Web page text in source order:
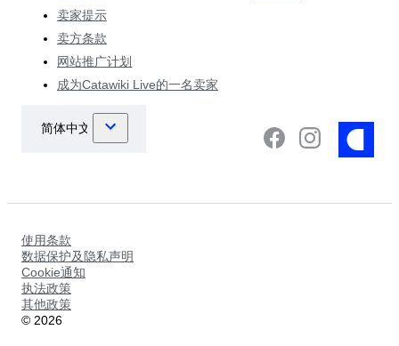
卖家提示
卖方条款
网站推广计划
成为Catawiki Live的一名卖家
使用条款
数据保护及隐私声明
Cookie通知
执法政策
其他政策
© 2026